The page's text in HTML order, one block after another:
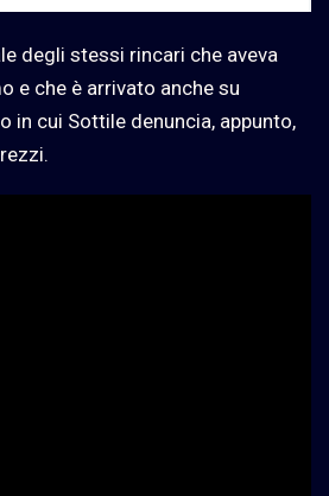
degli stessi rincari che aveva
e che è arrivato anche su
in cui Sottile denuncia, appunto,